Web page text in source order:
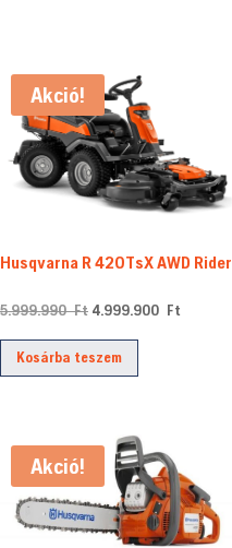
Akció!
Husqvarna R 420TsX AWD Rider
5.999.990Ft Original
price
was:
4.999.900 Ft
Kosárba teszem
Akció!